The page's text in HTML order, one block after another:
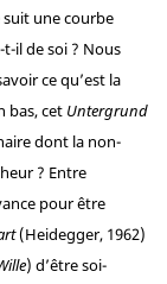
une courbe
il de soi ? Nous
ce qu’est la
bas, cet Untergrund
dont la non-
? Entre
pour être
(Heidegger, 1962)
) d’être soi-